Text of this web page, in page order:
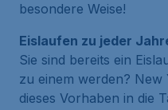
besondere Weise!
Eislaufen zu jeder
Sie sind bereits ein
zu einem werden? New
dieses Vorhaben in die